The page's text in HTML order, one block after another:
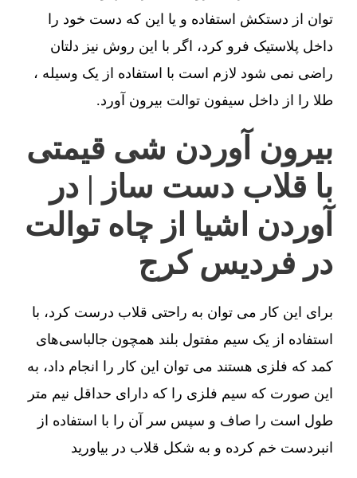
توان از دستکش استفاده و یا این که دست خود را
داخل پلاستیک فرو کرد، اگر با این روش نیز دلتان
راضی نمی شود لازم است با استفاده از یک وسیله ،
طلا را از داخل سیفون توالت بیرون آورد.
بیرون آوردن شی قیمتی
با قلاب دست ساز | در
آوردن اشیا از چاه توالت
در فردیس کرج
برای این کار می توان به راحتی قلاب درست کرد، با
استفاده از یک سیم مفتول بلند همچون جالباسی‌های
کمد که فلزی هستند می توان این کار را انجام داد، به
این صورت که سیم فلزی را که دارای حداقل نیم متر
طول است را صاف و سپس سر آن را با استفاده از
انبردست خم کرده و به شکل قلاب در بیاورید